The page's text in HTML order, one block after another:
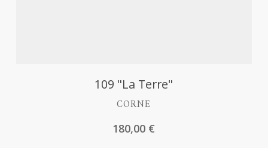
109 "La Terre"
CORNE
180,00 €